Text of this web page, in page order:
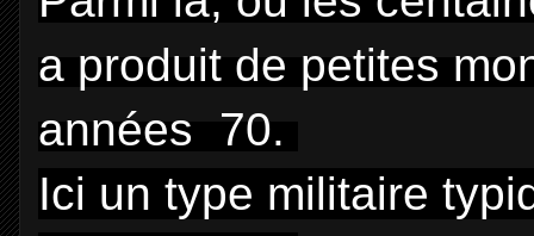
a produit de petites
années
70.
Ici un type militaire